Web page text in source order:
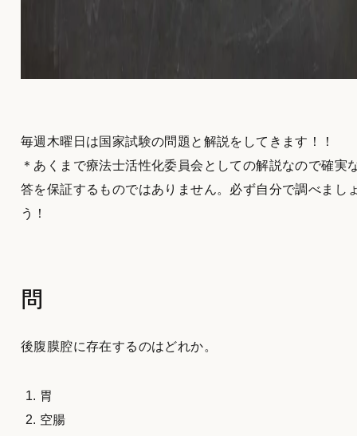
毎週木曜日は国家試験の問題と解説をしてきます！！
＊あくまで療法士活性化委員会としての解説なので確実
答を保証するものではありません。必ず自分で調べまし
う！
問
後腹膜腔に存在するのはどれか。
胃
空腸